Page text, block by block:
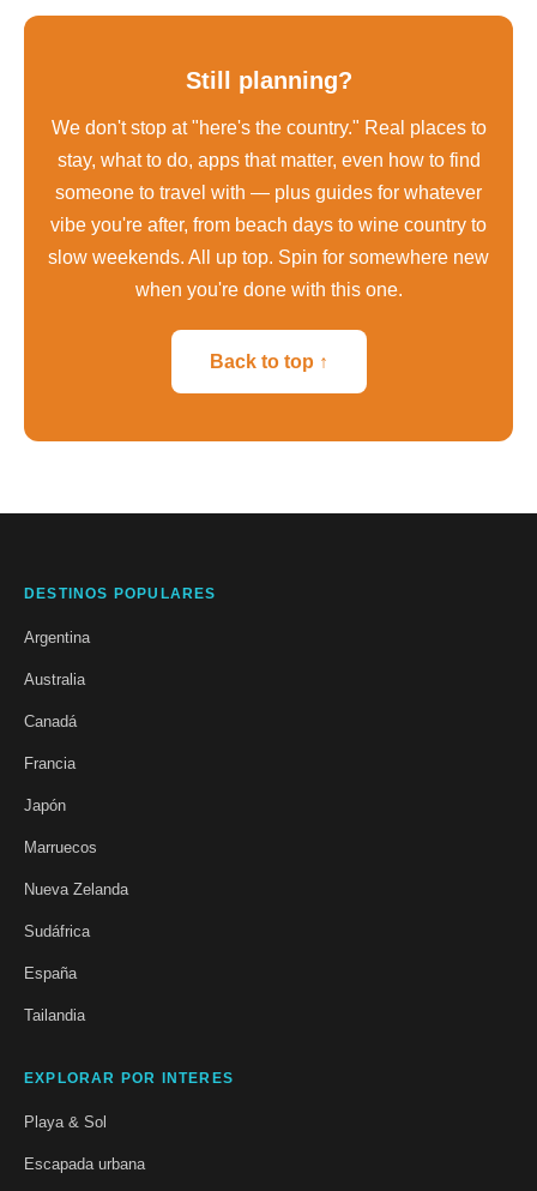
Still planning?
We don't stop at "here's the country." Real places to
stay, what to do, apps that matter, even how to find
someone to travel with — plus guides for whatever
vibe you're after, from beach days to wine country to
slow weekends. All up top. Spin for somewhere new
when you're done with this one.
Back to top ↑
DESTINOS POPULARES
Argentina
Australia
Canadá
Francia
Japón
Marruecos
Nueva Zelanda
Sudáfrica
España
Tailandia
EXPLORAR POR INTERES
Playa & Sol
Escapada urbana